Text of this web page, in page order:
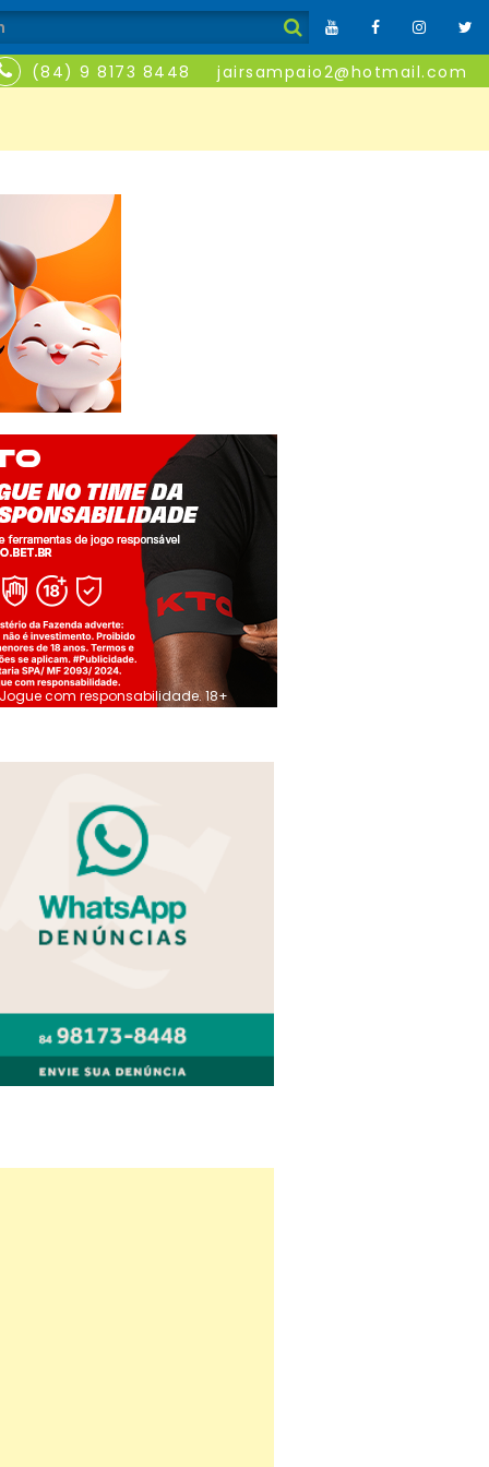
(84) 9 8173 8448 jairsampaio2@hotmail.com
Jogue com responsabilidade. 18+